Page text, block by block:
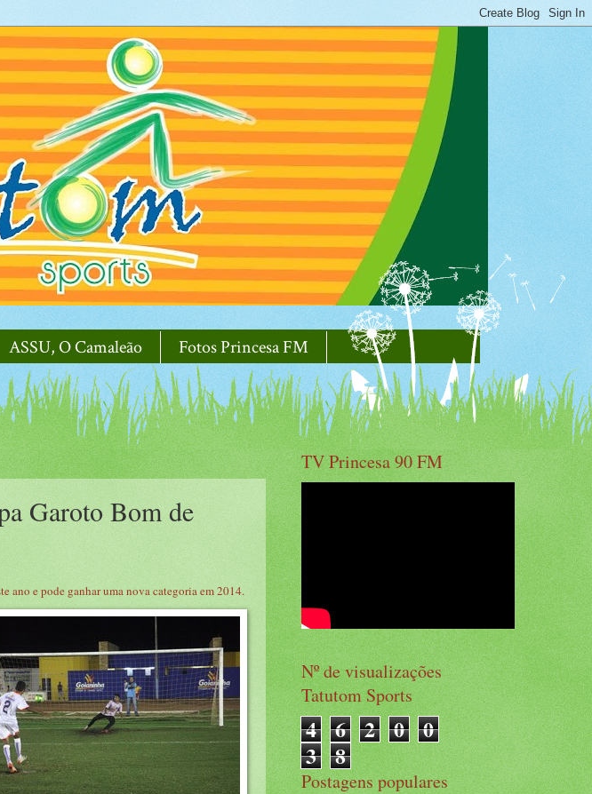
ASSU, O Camaleão Fotos Princesa FM
Garoto Bom de
ano e pode ganhar uma nova categoria em 2014.
TV Princesa 90 FM
Nº de visualizações
Tatutom Sports
4 6 2 0 0
3 8
Postagens populares